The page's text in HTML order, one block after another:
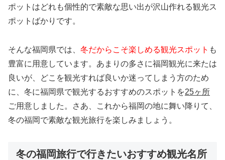
ポットはどれも個性的で素敵な思い出が沢山作れる観光ス
ポットばかりです。
そんな福岡県では、 冬だからこそ楽しめる観光スポット も
豊富に用意しています。あまりの多さに福岡観光に来たは
良いが、どこを観光すれば良いか迷ってしまう方のため
に、冬に福岡県で観光するおすすめのスポットを25ヶ所
ご用意しました。さあ、これから福岡の地に舞い降りて、
冬の福岡で素敵な観光旅行を楽しみましょう。
冬の福岡旅行で行きたいおすすめ観光名所